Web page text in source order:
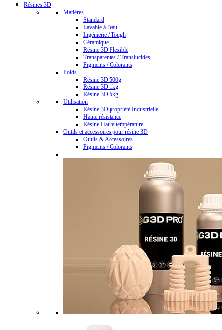
Résines 3D
Matières
Standard
Lavable à l'eau
Ingénierie / Tough
Céramique
Résine 3D Flexible
Transparentes / Translucides
Pigments / Colorants
Poids
Résine 3D 500g
Résine 3D 1kg
Résine 3D 5kg
Utilisation
Résine 3D propriété Industrielle
Haute résistance
Résine Haute température
Outils et accessoires pour résine 3D
Outils & Accessoires
Pigments / Colorants